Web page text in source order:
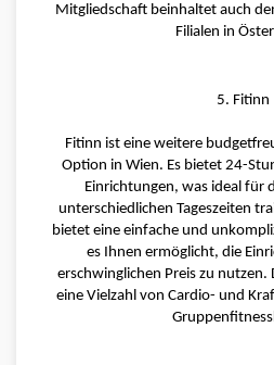
Mitgliedschaft beinhaltet auch
Filialen in
5. Fitinn
Fitinn ist eine weitere
Option in Wien. Es bietet 24-
Einrichtungen, was ideal für
unterschiedlichen Tageszeiten
bietet eine einfache und
es Ihnen ermöglicht, die
erschwinglichen Preis zu
eine Vielzahl von Cardio- und